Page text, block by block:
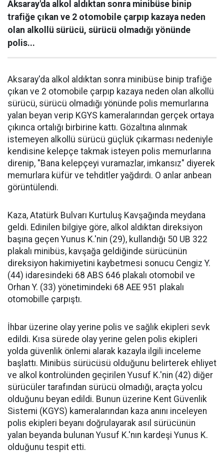
Aksaray'da alkol aldıktan sonra minibüse binip
trafiğe çıkan ve 2 otomobile çarpıp kazaya neden
olan alkollü sürücü, sürücü olmadığı yönünde
polis...
Aksaray'da alkol aldıktan sonra minibüse binip trafiğe
çıkan ve 2 otomobile çarpıp kazaya neden olan alkollü
sürücü, sürücü olmadığı yönünde polis memurlarına
yalan beyan verip KGYS kameralarından gerçek ortaya
çıkınca ortalığı birbirine kattı. Gözaltına alınmak
istemeyen alkollü sürücü güçlük çıkarması nedeniyle
kendisine kelepçe takmak isteyen polis memurlarına
direnip, "Bana kelepçeyi vuramazlar, imkansız" diyerek
memurlara küfür ve tehditler yağdırdı. O anlar anbean
görüntülendi.
Kaza, Atatürk Bulvarı Kurtuluş Kavşağında meydana
geldi. Edinilen bilgiye göre, alkol aldıktan direksiyon
başına geçen Yunus K.'nin (29), kullandığı 50 UB 322
plakalı minibüs, kavşağa geldiğinde sürücünün
direksiyon hakimiyetini kaybetmesi sonucu Cengiz Y.
(44) idaresindeki 68 ABS 646 plakalı otomobil ve
Orhan Y. (33) yönetimindeki 68 AEE 951 plakalı
otomobille çarpıştı.
İhbar üzerine olay yerine polis ve sağlık ekipleri sevk
edildi. Kısa sürede olay yerine gelen polis ekipleri
yolda güvenlik önlemi alarak kazayla ilgili inceleme
başlattı. Minibüs sürücüsü olduğunu belirterek ehliyet
ve alkol kontrolünden geçirilen Yusuf K.'nin (42) diğer
sürücüler tarafından sürücü olmadığı, araçta yolcu
olduğunu beyan edildi. Bunun üzerine Kent Güvenlik
Sistemi (KGYS) kameralarından kaza anını inceleyen
polis ekipleri beyanı doğrulayarak asıl sürücünün
yalan beyanda bulunan Yusuf K.'nın kardeşi Yunus K.
olduğunu tespit etti.